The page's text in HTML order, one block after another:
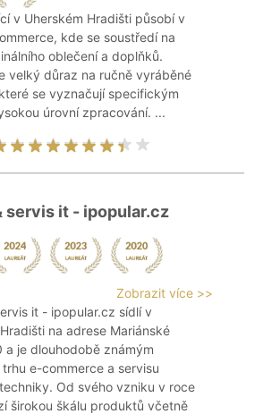
v Uherském Hradišti působí v
kde se soustředí na
oblečení a doplňků.
velký důraz na ručně vyráběné
se vyznačují specifickým
úrovní zpracování. ...
servis it - ipopular.cz
Zobrazit více >>
it - ipopular.cz sídlí v
na adrese Mariánské
a je dlouhodobě známým
e-commerce a servisu
Od svého vzniku v roce
širokou škálu produktů včetně